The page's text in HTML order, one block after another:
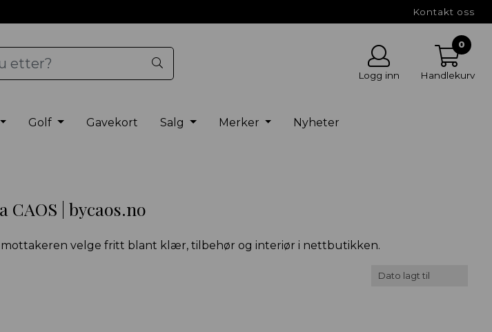
Kontakt oss
Logg inn
0
Handlekurv
Golf Gavekort Salg Merker Nyheter
CAOS | bycaos.no
mottakeren velge fritt blant klær, tilbehør og interiør i nettbutikken.